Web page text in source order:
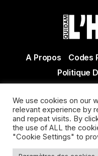
A Propos Codes
Politique
Actualité Agen -
We use cookies on our
relevant experience by
and repeat visits. By
the use of ALL the
"Cookie Settings" to